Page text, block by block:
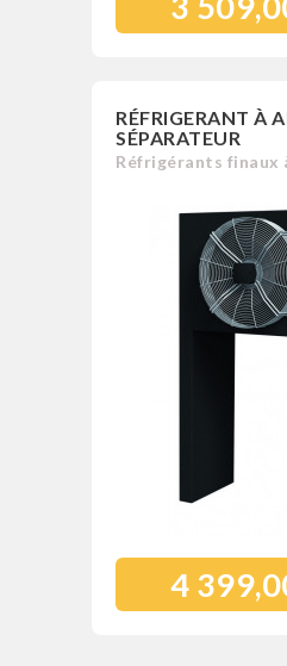
RÉFRIGERANT À
SÉPARATEUR
Réfrigérants finaux
4